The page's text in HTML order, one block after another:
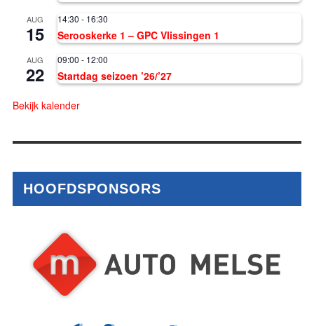
AUG
15
14:30 - 16:30
Serooskerke 1 – GPC Vlissingen 1
AUG
22
09:00 - 12:00
Startdag seizoen ’26/’27
Bekijk kalender
HOOFDSPONSORS